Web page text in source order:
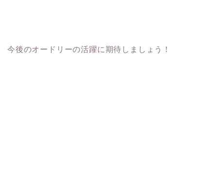
今後のオードリーの活躍に期待しましょう！